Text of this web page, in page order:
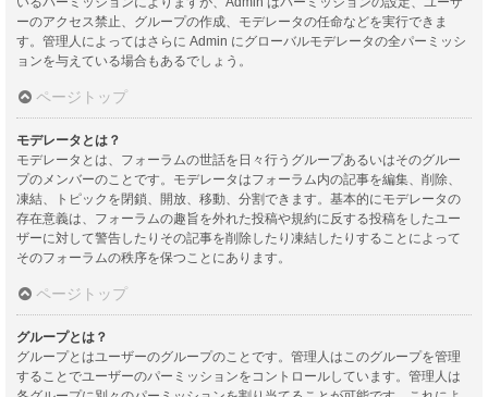
ーのアクセス禁止、グループの作成、モデレータの任命などを実行できま
す。管理人によってはさらに Admin にグローバルモデレータの全パーミッシ
ョンを与えている場合もあるでしょう。
ページトップ
モデレータとは？
モデレータとは、フォーラムの世話を日々行うグループあるいはそのグルー
プのメンバーのことです。モデレータはフォーラム内の記事を編集、削除、
凍結、トピックを閉鎖、開放、移動、分割できます。基本的にモデレータの
存在意義は、フォーラムの趣旨を外れた投稿や規約に反する投稿をしたユー
ザーに対して警告したりその記事を削除したり凍結したりすることによって
そのフォーラムの秩序を保つことにあります。
ページトップ
グループとは？
グループとはユーザーのグループのことです。管理人はこのグループを管理
することでユーザーのパーミッションをコントロールしています。管理人は